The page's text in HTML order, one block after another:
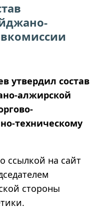
утвердил состав
алжирской
техническому
ссылкой на сайт
стороны